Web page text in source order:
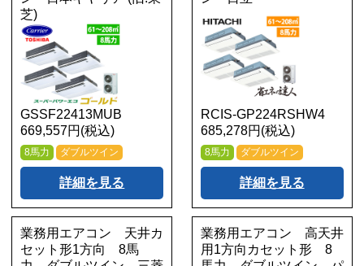
芝)
GSSF22413MUB
669,557円(税込)
8馬力 ダブルツイン
詳細を見る
RCIS-GP224RSHW4
685,278円(税込)
8馬力 ダブルツイン
詳細を見る
業務用エアコン 天井カ
セット形1方向 8馬
業務用エアコン 高天井
用1方向カセット形 8